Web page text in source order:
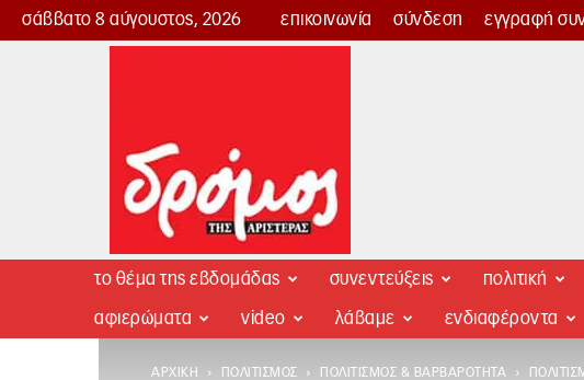
σάββατο 8 αύγουστος, 2026 επικοινωνία σύνδεση εγγραφή
Δρόμος
το θέμα της εβδομάδας συνεντεύξεις πολιτική
αφιερώματα video λάβαμε ενδιαφέροντα
ΑΡΧΙΚΉ ΠΟΛΙΤΙΣΜΌΣ ΠΟΛΙΤΙΣΜΌΣ & ΒΑΡΒΑΡΌΤΗΤΑ